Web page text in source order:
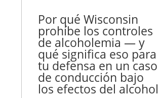
Por qué Wisconsin
prohíbe los controles
de alcoholemia — y
qué significa eso para
tu defensa en un caso
de conducción bajo
los efectos del alcohol